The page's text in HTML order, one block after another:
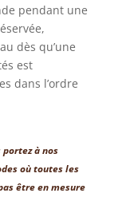
pendant une
dès qu’une
est
dans l’ordre
à nos
où toutes les
être en mesure